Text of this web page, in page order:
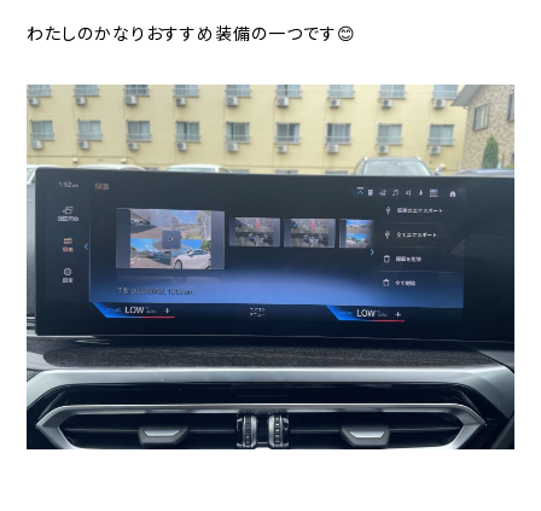
わたしのかなりおすすめ装備の一つです😊